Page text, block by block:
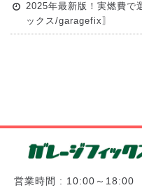
2025年最新版！実燃費で
ックス/garagefix〗
営業時間 : 10:00～18:00